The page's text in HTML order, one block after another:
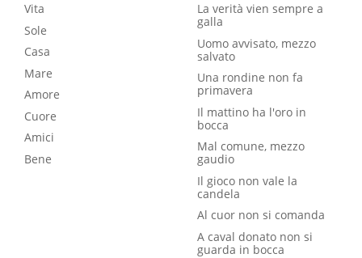
Vita
Sole
Casa
Mare
Amore
Cuore
Amici
Bene
La verità vien sempre a
galla
Uomo avvisato, mezzo
salvato
Una rondine non fa
primavera
Il mattino ha l'oro in
bocca
Mal comune, mezzo
gaudio
Il gioco non vale la
candela
Al cuor non si comanda
A caval donato non si
guarda in bocca